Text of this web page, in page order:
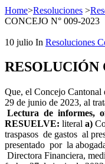
Home>Resoluciones >
CONCEJO N° 009-2023
10 julio In Resoluciones
RESOLUCIÓN
Que, el Concejo Cantonal
29 de junio de 2023, al
Lectura de informes,
RESUELVE: literal a)
traspasos de gastos al
presentado por la
Directora Financiera,